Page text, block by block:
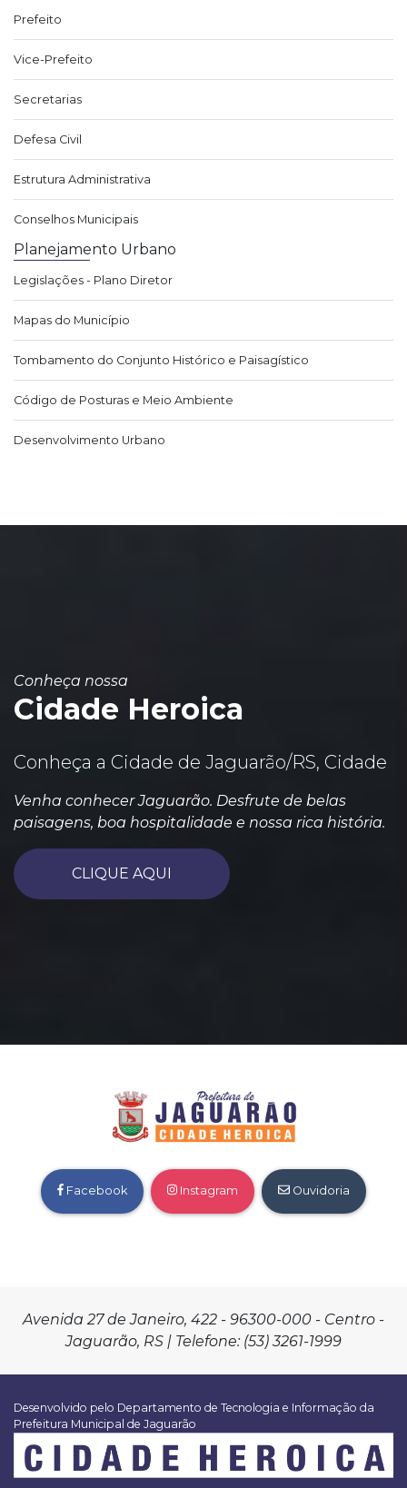
Prefeito
Vice-Prefeito
Secretarias
Defesa Civil
Estrutura Administrativa
Conselhos Municipais
Planejamento Urbano
Legislações - Plano Diretor
Mapas do Município
Tombamento do Conjunto Histórico e Paisagístico
Código de Posturas e Meio Ambiente
Desenvolvimento Urbano
Conheça nossa
Cidade Heroica
Conheça a Cidade de Jaguarão/RS, Cidade
Venha conhecer Jaguarão. Desfrute de belas
paisagens, boa hospitalidade e nossa rica história.
CLIQUE AQUI
Facebook Instagram Ouvidoria
Avenida 27 de Janeiro, 422 - 96300-000 - Centro -
Jaguarão, RS | Telefone: (53) 3261-1999
Desenvolvido pelo Departamento de Tecnologia e Informação da
Prefeitura Municipal de Jaguarão